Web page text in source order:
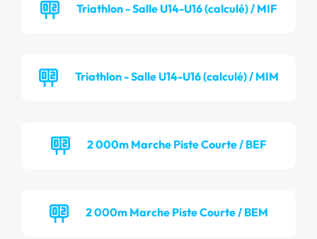
Triathlon - Salle U14-U16 (calculé) / MIF
Triathlon - Salle U14-U16 (calculé) / MIM
2 000m Marche Piste Courte / BEF
2 000m Marche Piste Courte / BEM